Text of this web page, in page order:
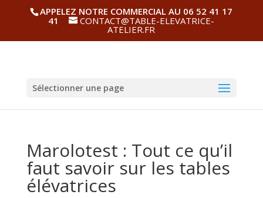
APPELEZ NOTRE COMMERCIAL AU 06 52 41 17
41
CONTACT@TABLE-ELEVATRICE-
ATELIER.FR
Sélectionner une page
Marolotest : Tout ce qu’il
faut savoir sur les tables
élévatrices